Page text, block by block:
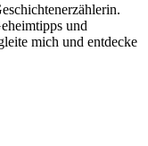
und
mich und entdecke